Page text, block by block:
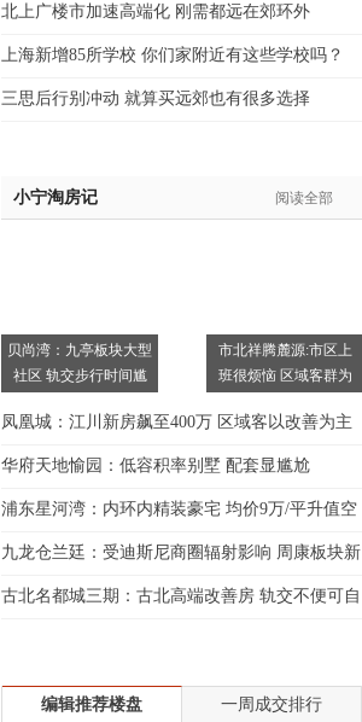
北上广楼市加速高端化 刚需都远在郊环外
上海新增85所学校 你们家附近有这些学校吗？
三思后行别冲动 就算买远郊也有很多选择
小宁淘房记 阅读全部
贝尚湾：九亭板块大型
社区 轨交步行时间尴
市北祥腾麓源:市区上
班很烦恼 区域客群为
凤凰城：江川新房飙至400万 区域客以改善为主
华府天地愉园：低容积率别墅 配套显尴尬
浦东星河湾：内环内精装豪宅 均价9万/平升值空
间大
九龙仓兰廷：受迪斯尼商圈辐射影响 周康板块新
房看
古北名都城三期：古北高端改善房 轨交不便可自
编辑推荐楼盘 一周成交排行